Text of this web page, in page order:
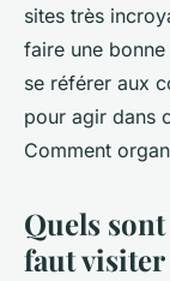
sites très
faire une
se référer aux
pour agir dans
Comment
Quels
faut visiter